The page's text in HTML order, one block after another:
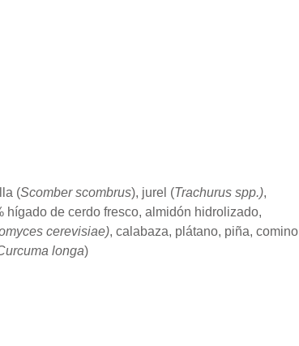
(Scomber scombrus), jurel (Trachurus spp.),
hígado de cerdo fresco, almidón hidrolizado,
cerevisiae), calabaza, plátano, piña, comino
longa)